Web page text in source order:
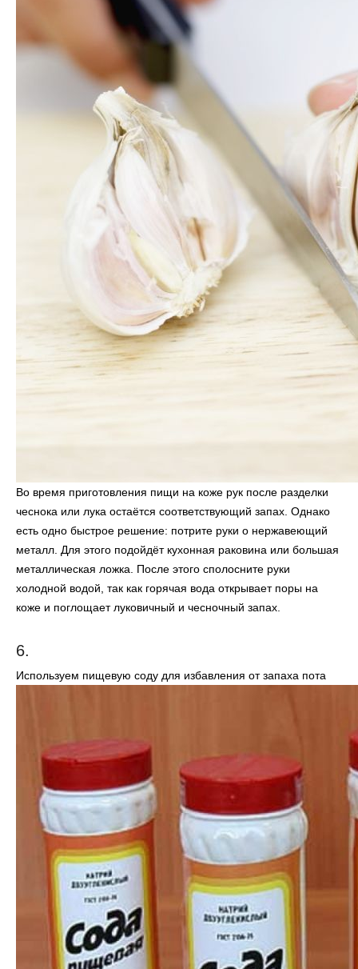
Во время приготовления пищи на коже рук после разделки
чеснока или лука остаётся соответствующий запах. Однако
есть одно быстрое решение: потрите руки о нержавеющий
металл. Для этого подойдёт кухонная раковина или большая
металлическая ложка. После этого сполосните руки
холодной водой, так как горячая вода открывает поры на
коже и поглощает луковичный и чесночный запах.
6.
Используем пищевую соду для избавления от запаха пота